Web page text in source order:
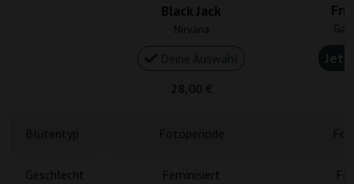
Black Jack
Nirvana
Geschlecht Feminisiert